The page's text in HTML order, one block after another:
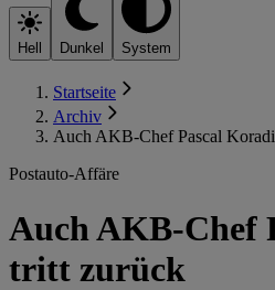
Hell Dunkel System
Startseite
Archiv
Auch AKB-Chef Pascal
Postauto-Affäre
Auch AKB-Chef
tritt zurück